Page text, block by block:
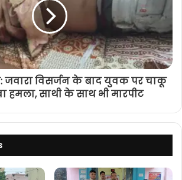
जवारा विसर्जन के बाद युवक पर चाकू
हमला, साथी के साथ भी मारपीट